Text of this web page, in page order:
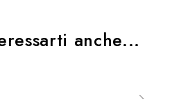
anche...